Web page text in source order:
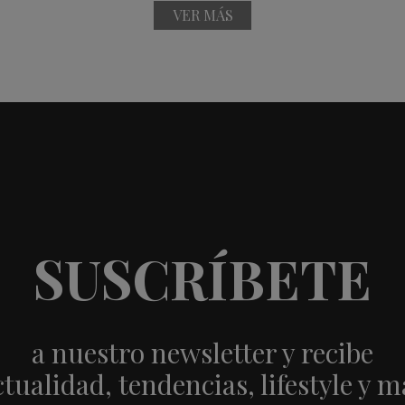
VER MÁS
SUSCRÍBETE
a nuestro newsletter y recibe
tendencias, lifestyle y